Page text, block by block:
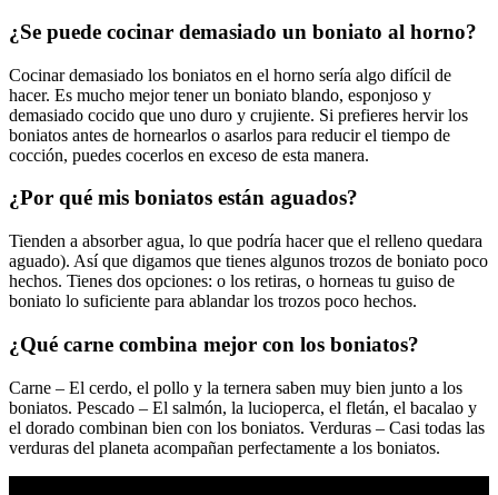
¿Se puede cocinar demasiado un boniato al horno?
Cocinar demasiado los boniatos en el horno sería algo difícil de
hacer. Es mucho mejor tener un boniato blando, esponjoso y
demasiado cocido que uno duro y crujiente. Si prefieres hervir los
boniatos antes de hornearlos o asarlos para reducir el tiempo de
cocción, puedes cocerlos en exceso de esta manera.
¿Por qué mis boniatos están aguados?
Tienden a absorber agua, lo que podría hacer que el relleno quedara
aguado). Así que digamos que tienes algunos trozos de boniato poco
hechos. Tienes dos opciones: o los retiras, o horneas tu guiso de
boniato lo suficiente para ablandar los trozos poco hechos.
¿Qué carne combina mejor con los boniatos?
Carne – El cerdo, el pollo y la ternera saben muy bien junto a los
boniatos. Pescado – El salmón, la lucioperca, el fletán, el bacalao y
el dorado combinan bien con los boniatos. Verduras – Casi todas las
verduras del planeta acompañan perfectamente a los boniatos.